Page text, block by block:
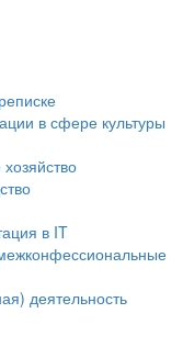
в сфере культуры
в IT
деятельность